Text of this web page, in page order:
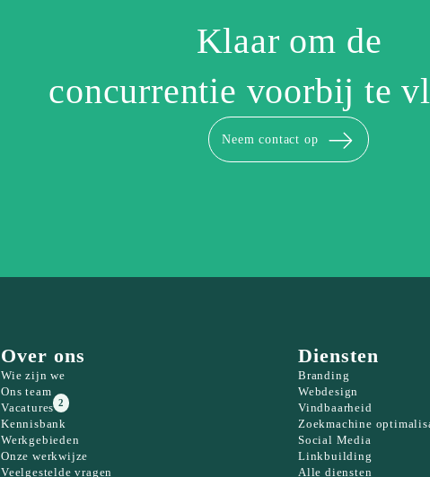
Klaar om de
concurrentie voorbij te
Neem contact op
Over ons
Wie zijn we
Ons team
Vacatures 2
Kennisbank
Werkgebieden
Onze werkwijze
Veelgestelde vragen
Diensten
Branding
Webdesign
Vindbaarheid
Zoekmachine
Social Media
Linkbuilding
Alle diensten